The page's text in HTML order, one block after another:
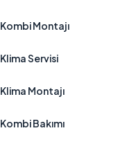
Montajı
Servisi
Montajı
Bakımı